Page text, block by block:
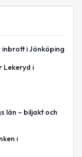
i Jönköping
Lekeryd i
län – biljakt och
i